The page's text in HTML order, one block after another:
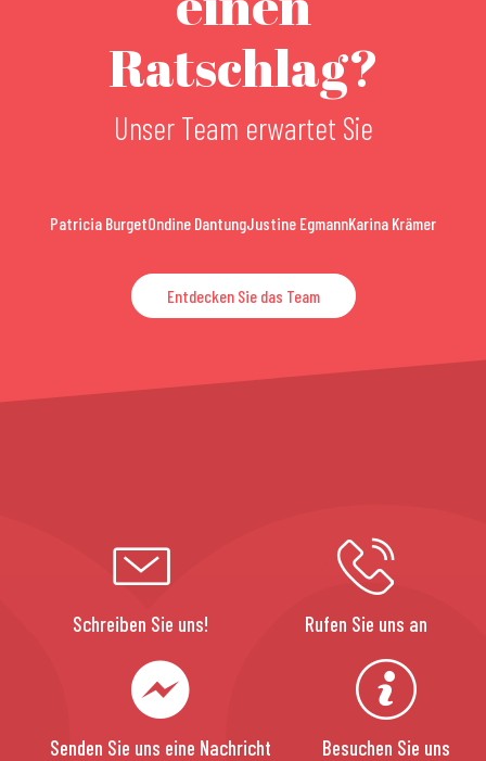
Ratschlag?
Unser Team erwartet Sie
Patricia BurgetOndine DantungJustine EgmannKarina Krämer
Entdecken Sie das Team
Schreiben Sie uns! Rufen Sie uns an
Senden Sie uns eine Nachricht Besuchen Sie uns